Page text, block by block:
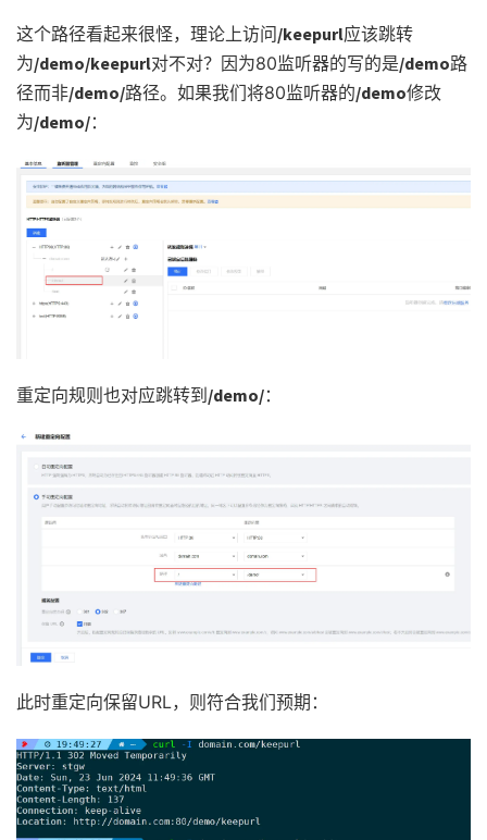
这个路径看起来很怪，理论上访问/keepurl应该跳转
为/demo/keepurl对不对？因为80监听器的写的是/demo路
径而非/demo/路径。如果我们将80监听器的/demo修改
为/demo/：
重定向规则也对应跳转到 /demo/：
此时重定向保留URL，则符合我们预期：